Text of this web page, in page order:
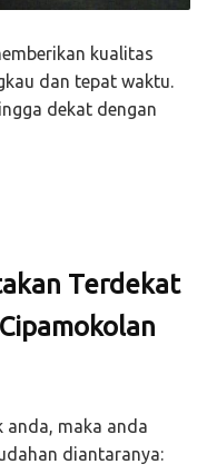
kualitas
dan tepat waktu.
dekat dengan
Terdekat
anda, maka anda
diantaranya: